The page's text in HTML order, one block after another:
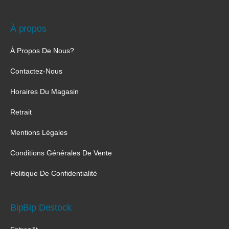
À propos
À Propos De Nous?
Contactez-Nous
Horaires Du Magasin
Retrait
Mentions Légales
Conditions Générales De Vente
Politique De Confidentialité
BipBip Destock